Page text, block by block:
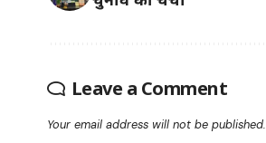
Leave a Comment
Your email address will not be published.